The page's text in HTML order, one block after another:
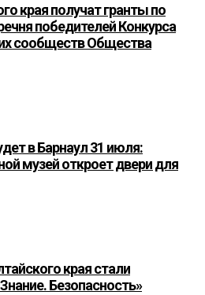
края получат гранты по
победителей Конкурса
сообществ Общества
в Барнаул 31 июля:
музей откроет двери для
края стали
Безопасность»